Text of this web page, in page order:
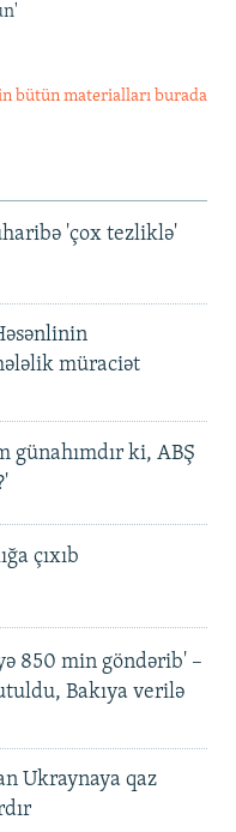
bütün materialları burada
'çox tezliklə'
müraciət
günahımdır ki, ABŞ
çıxıb
850 min göndərib' –
Bakıya verilə
Ukraynaya qaz